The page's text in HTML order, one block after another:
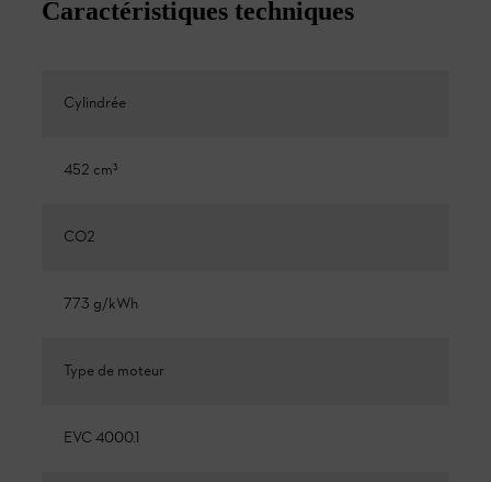
Caractéristiques techniques
Cylindrée
452 cm³
CO2
773 g/kWh
Type de moteur
EVC 4000.1